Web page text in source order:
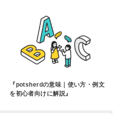
『potsherdの意味｜使い方・例文
を初心者向けに解説』